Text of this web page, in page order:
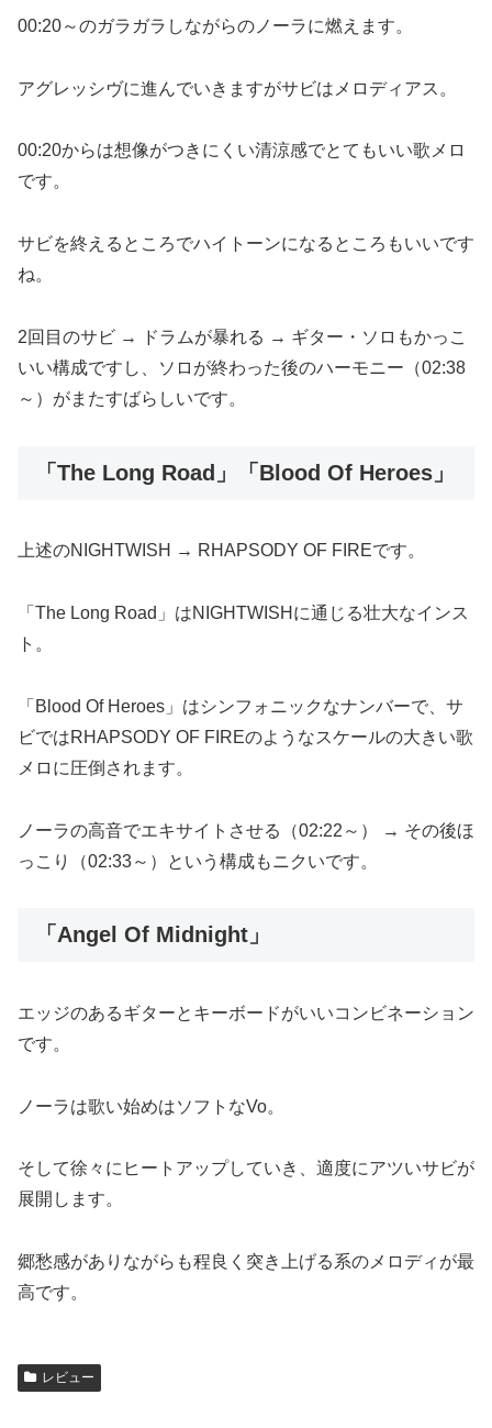
00:20～のガラガラしながらのノーラに燃えます。
アグレッシヴに進んでいきますがサビはメロディアス。
00:20からは想像がつきにくい清涼感でとてもいい歌メロ
です。
サビを終えるところでハイトーンになるところもいいです
ね。
2回目のサビ → ドラムが暴れる → ギター・ソロもかっこ
いい構成ですし、ソロが終わった後のハーモニー（02:38
～）がまたすばらしいです。
「The Long Road」「Blood Of Heroes」
上述のNIGHTWISH → RHAPSODY OF FIREです。
「The Long Road」はNIGHTWISHに通じる壮大なインス
ト。
「Blood Of Heroes」はシンフォニックなナンバーで、サ
ビではRHAPSODY OF FIREのようなスケールの大きい歌
メロに圧倒されます。
ノーラの高音でエキサイトさせる（02:22～） → その後ほ
っこり（02:33～）という構成もニクいです。
「Angel Of Midnight」
エッジのあるギターとキーボードがいいコンビネーション
です。
ノーラは歌い始めはソフトなVo。
そして徐々にヒートアップしていき、適度にアツいサビが
展開します。
郷愁感がありながらも程良く突き上げる系のメロディが最
高です。
レビュー